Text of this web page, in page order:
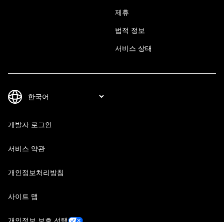
제휴
법적 정보
서비스 상태
개발자 로그인
서비스 약관
개인정보처리방침
사이트 맵